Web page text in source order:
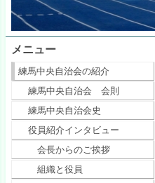
メニュー
練馬中央自治会の紹介
練馬中央自治会 会則
練馬中央自治会史
役員紹介インタビュー
会長からのご挨拶
組織と役員